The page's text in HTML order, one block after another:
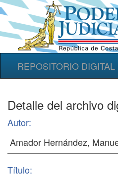
REPOSITORIO
Detalle del archivo
Autor:
Título: